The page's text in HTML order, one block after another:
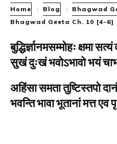
Home | Blog | Bhagwad
Bhagwad Geeta Ch. 10 [4-6]
बुद्धिर्ज्ञानमसम्मोहः क्षमा
सुखं दुःखं भवोऽभावो भयं
अहिंसा समता तुष्टिस्तपो
भवन्ति भावा भूतानां मत्त